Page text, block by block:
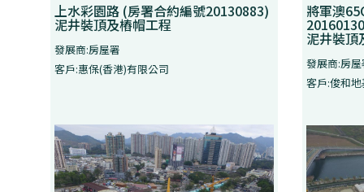
上水彩園路 (房署合約編號20130883)
泥井裝頂及樁帽工程
發展商:房屋署
客戶:惠保(香港)有限公司
將軍澳
泥井裝頂
發展商:房
客戶:俊和